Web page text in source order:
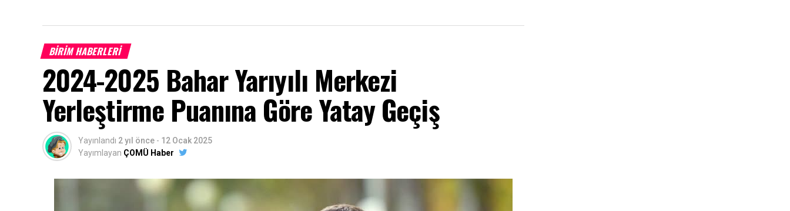
BİRİM HABERLERİ
2024-2025 Bahar Yarıyılı Merkezi
Yerleştirme Puanına Göre Yatay Geçiş
Yayınlandı 2 yıl önce - 12 Ocak 2025
Yayımlayan ÇOMÜ Haber